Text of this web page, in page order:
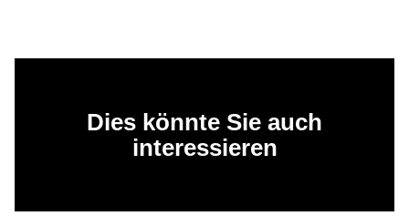
Dies könnte Sie auch
interessieren